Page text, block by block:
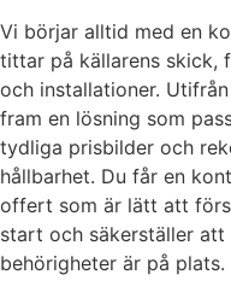
Vi börjar alltid med en
tittar på källarens skick,
och installationer.
fram en lösning som
tydliga prisbilder och
hållbarhet. Du får en
offert som är lätt att
start och säkerställer
behörigheter är på plats.